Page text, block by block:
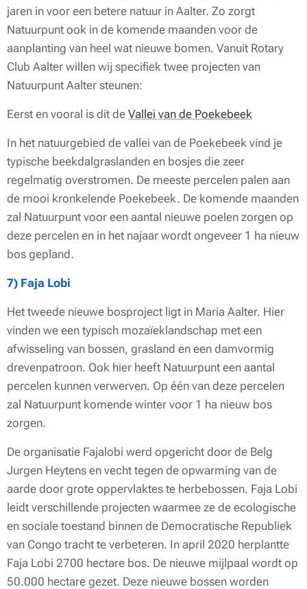
jaren in voor een betere natuur in Aalter. Zo zorgt
Natuurpunt ook in de komende maanden voor de
aanplanting van heel wat nieuwe bomen. Vanuit Rotary
Club Aalter willen wij specifiek twee projecten van
Natuurpunt Aalter steunen:
Eerst en vooral is dit de Vallei van de Poekebeek
In het natuurgebied de vallei van de Poekebeek vind je
typische beekdalgraslanden en bosjes die zeer
regelmatig overstromen. De meeste percelen palen aan
de mooi kronkelende Poekebeek. De komende maanden
zal Natuurpunt voor een aantal nieuwe poelen zorgen op
deze percelen en in het najaar wordt ongeveer 1 ha nieuw
bos gepland.
7) Faja Lobi
Het tweede nieuwe bosproject ligt in Maria Aalter. Hier
vinden we een typisch mozaïeklandschap met een
afwisseling van bossen, grasland en een damvormig
drevenpatroon. Ook hier heeft Natuurpunt een aantal
percelen kunnen verwerven. Op één van deze percelen
zal Natuurpunt komende winter voor 1 ha nieuw bos
zorgen.
De organisatie Fajalobi werd opgericht door de Belg
Jurgen Heytens en vecht tegen de opwarming van de
aarde door grote oppervlaktes te herbebossen. Faja Lobi
leidt verschillende projecten waarmee ze de ecologische
en sociale toestand binnen de Democratische Republiek
van Congo tracht te verbeteren. In april 2020 herplantte
Faja Lobi 2700 hectare bos. De nieuwe mijlpaal wordt op
50.000 hectare gezet. Deze nieuwe bossen worden